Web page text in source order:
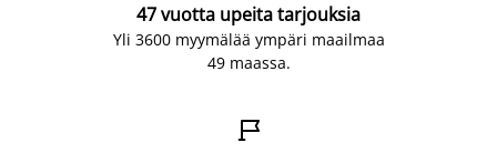
47 vuotta upeita tarjouksia
Yli 3600 myymälää ympäri maailmaa
49 maassa.
